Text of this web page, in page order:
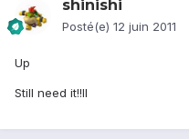
shinishi
Posté(e) 12 juin 2011
Up
Still need it!!ll